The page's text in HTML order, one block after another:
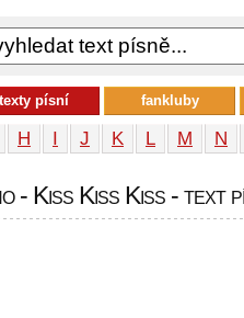
H I J K L M N
- Kiss Kiss Kiss - text
texty písní fankluby